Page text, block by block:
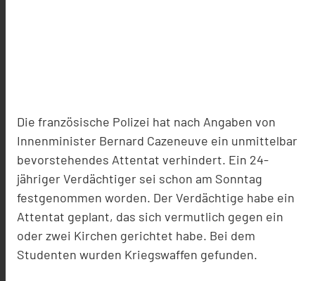
Die französische Polizei hat nach Angaben von
Innenminister Bernard Cazeneuve ein unmittelbar
bevorstehendes Attentat verhindert. Ein 24-
jähriger Verdächtiger sei schon am Sonntag
festgenommen worden. Der Verdächtige habe ein
Attentat geplant, das sich vermutlich gegen ein
oder zwei Kirchen gerichtet habe. Bei dem
Studenten wurden Kriegswaffen gefunden.